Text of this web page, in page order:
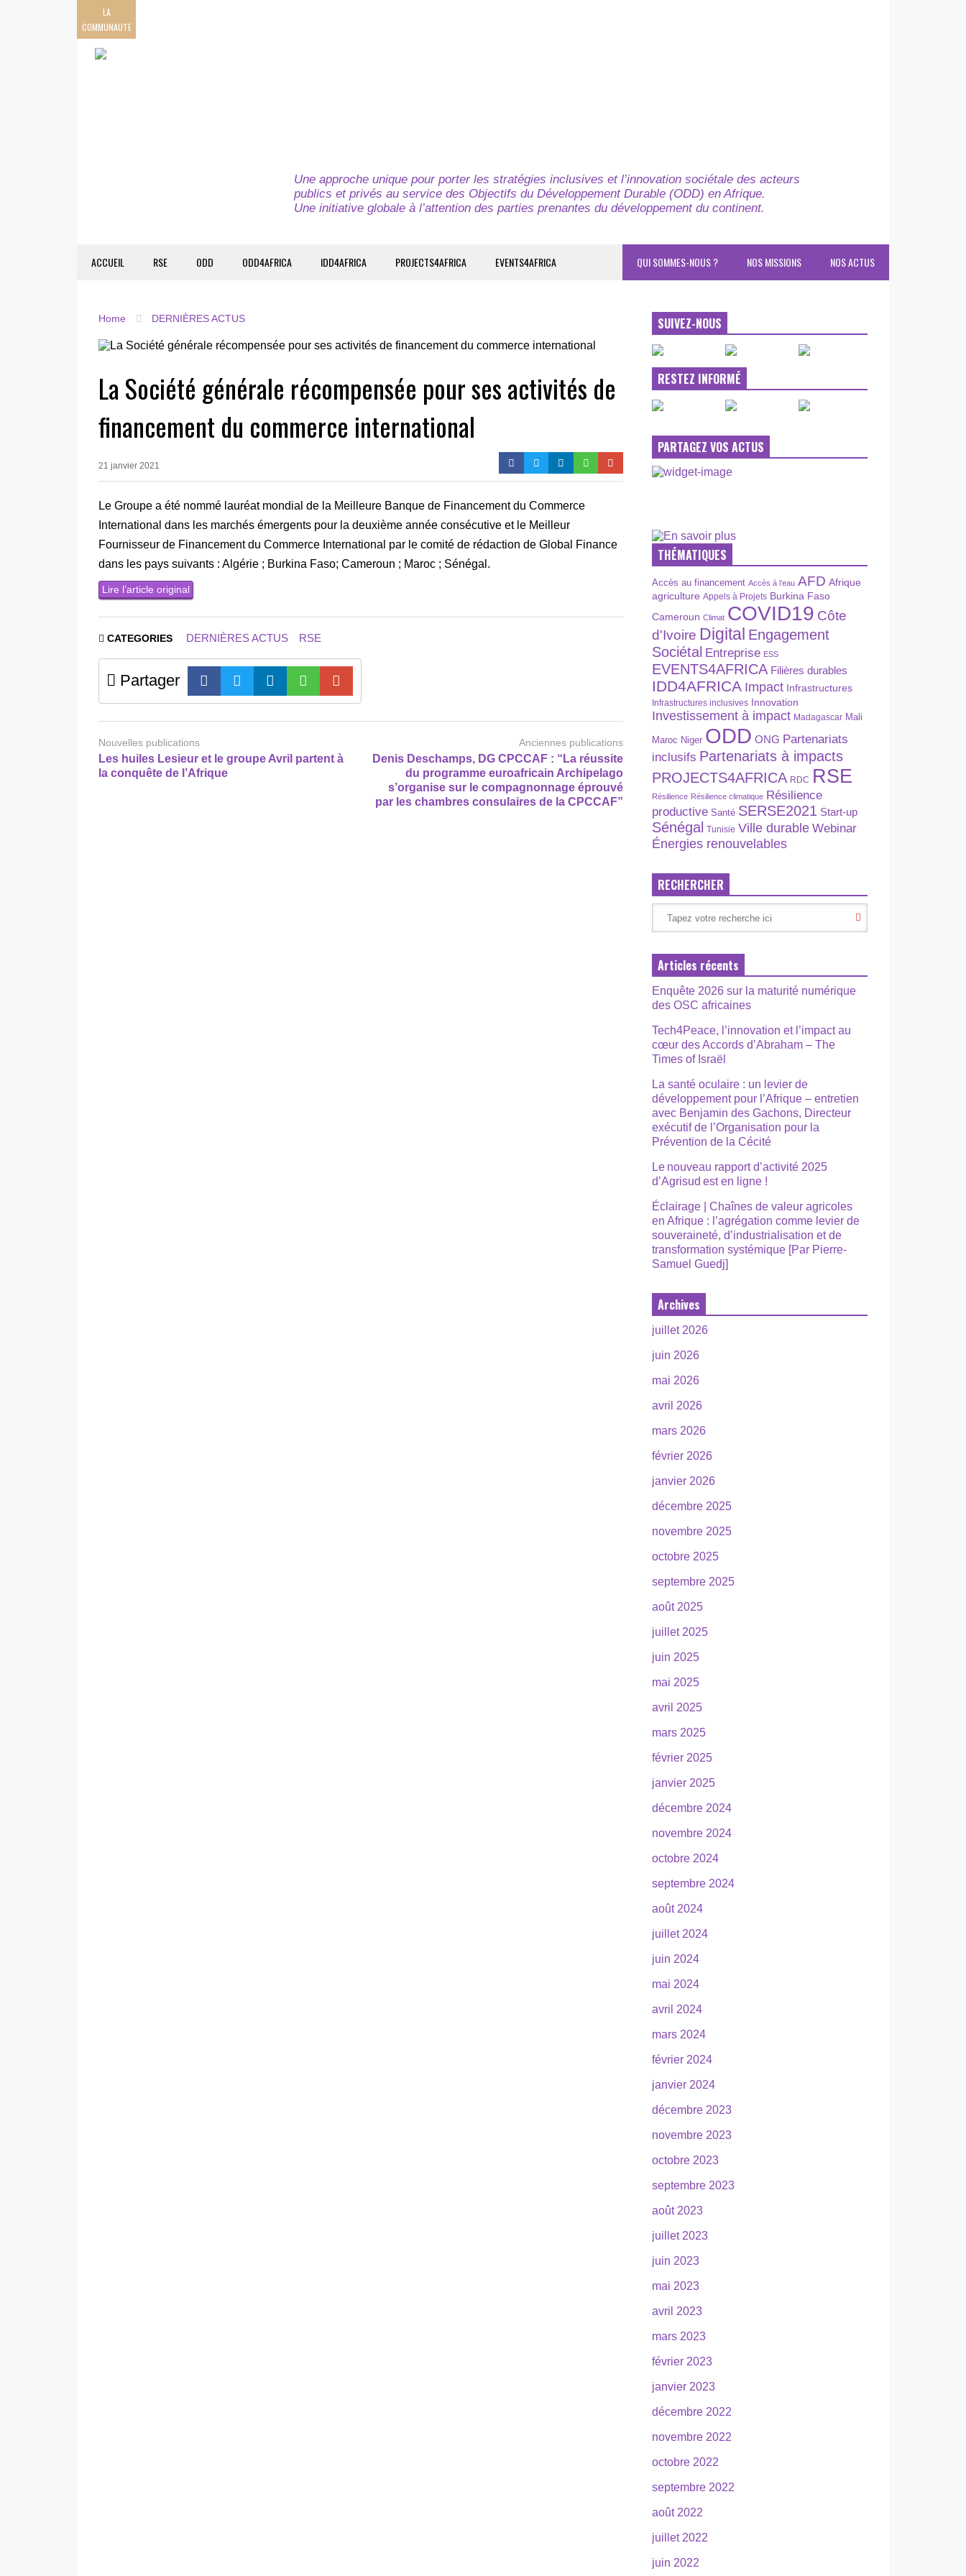
LA
COMMUNAUTE
Une approche unique pour porter les stratégies inclusives et l’innovation sociétale des acteurs
publics et privés au service des Objectifs du Développement Durable (ODD) en Afrique.
Une initiative globale à l’attention des parties prenantes du développement du continent.
ACCUEIL RSE ODD ODD4AFRICA IDD4AFRICA PROJECTS4AFRICA EVENTS4AFRICA NOS ACTUS
NOS MISSIONS
QUI SOMMES-NOUS ?
Home DERNIÈRES ACTUS
La Société générale récompensée pour ses activités de
financement du commerce international
21 janvier 2021
Le Groupe a été nommé lauréat mondial de la Meilleure Banque de Financement du Commerce
International dans les marchés émergents pour la deuxième année consécutive et le Meilleur
Fournisseur de Financement du Commerce International par le comité de rédaction de Global Finance
dans les pays suivants : Algérie ; Burkina Faso; Cameroun ; Maroc ; Sénégal.
Lire l’article original
CATEGORIES DERNIÈRES ACTUS RSE
Partager
Nouvelles publications
Les huiles Lesieur et le groupe Avril partent à
la conquête de l’Afrique
Anciennes publications
Denis Deschamps, DG CPCCAF : “La réussite
du programme euroafricain Archipelago
s’organise sur le compagnonnage éprouvé
par les chambres consulaires de la CPCCAF”
SUIVEZ-NOUS
RESTEZ INFORMÉ
PARTAGEZ VOS ACTUS
THÉMATIQUES
Accès au financement Accès à l’eau AFD Afrique
agriculture Appels à Projets Burkina Faso
Cameroun Climat COVID19 Côte
d'Ivoire Digital Engagement
Sociétal Entreprise ESS
EVENTS4AFRICA Filières durables
IDD4AFRICA Impact Infrastructures
Infrastructures inclusives Innovation
Investissement à impact Madagascar Mali
Maroc Niger ODD ONG Partenariats
inclusifs Partenariats à impacts
PROJECTS4AFRICA RDC RSE
Résilience Résilience climatique Résilience
productive Santé SERSE2021 Start-up
Sénégal Tunisie Ville durable Webinar
Énergies renouvelables
RECHERCHER
Articles récents
Enquête 2026 sur la maturité numérique
des OSC africaines
Tech4Peace, l’innovation et l’impact au
cœur des Accords d’Abraham – The
Times of Israël
La santé oculaire : un levier de
développement pour l’Afrique – entretien
avec Benjamin des Gachons, Directeur
exécutif de l’Organisation pour la
Prévention de la Cécité
Le nouveau rapport d’activité 2025
d’Agrisud est en ligne !
Éclairage | Chaînes de valeur agricoles
en Afrique : l’agrégation comme levier de
souveraineté, d’industrialisation et de
transformation systémique [Par Pierre-
Samuel Guedj]
Archives
juillet 2026
juin 2026
mai 2026
avril 2026
mars 2026
février 2026
janvier 2026
décembre 2025
novembre 2025
octobre 2025
septembre 2025
août 2025
juillet 2025
juin 2025
mai 2025
avril 2025
mars 2025
février 2025
janvier 2025
décembre 2024
novembre 2024
octobre 2024
septembre 2024
août 2024
juillet 2024
juin 2024
mai 2024
avril 2024
mars 2024
février 2024
janvier 2024
décembre 2023
novembre 2023
octobre 2023
septembre 2023
août 2023
juillet 2023
juin 2023
mai 2023
avril 2023
mars 2023
février 2023
janvier 2023
décembre 2022
novembre 2022
octobre 2022
septembre 2022
août 2022
juillet 2022
juin 2022